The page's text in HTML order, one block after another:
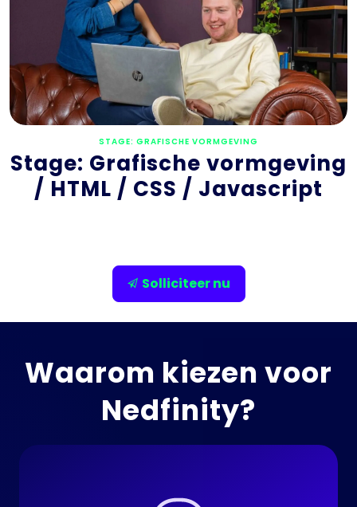
STAGE: GRAFISCHE VORMGEVING
Stage: Grafische vormgeving
/ HTML / CSS / Javascript
Solliciteer nu
Waarom kiezen voor
Nedfinity?